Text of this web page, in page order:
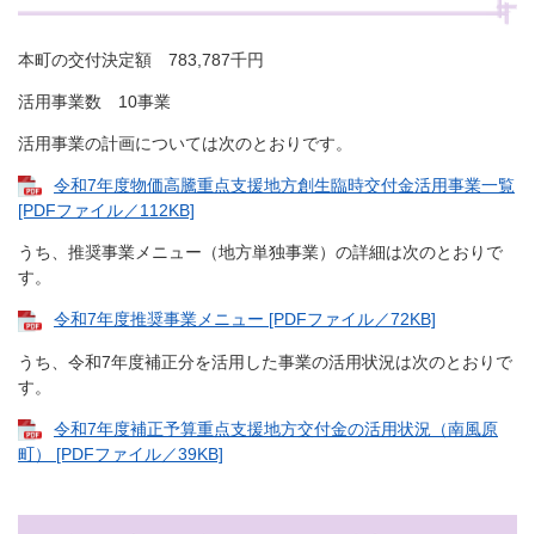
本町の交付決定額 783,787千円
活用事業数 10事業
活用事業の計画については次のとおりです。
令和7年度物価高騰重点支援地方創生臨時交付金活用事業一覧
[PDFファイル／112KB]
うち、推奨事業メニュー（地方単独事業）の詳細は次のとおりで
す。
令和7年度推奨事業メニュー [PDFファイル／72KB]
うち、令和7年度補正分を活用した事業の活用状況は次のとおりで
す。
令和7年度補正予算重点支援地方交付金の活用状況（南風原
町） [PDFファイル／39KB]